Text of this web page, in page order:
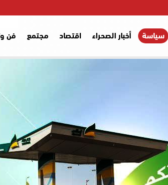
سياسة أخبار الصحراء اقتصاد مجتمع فن